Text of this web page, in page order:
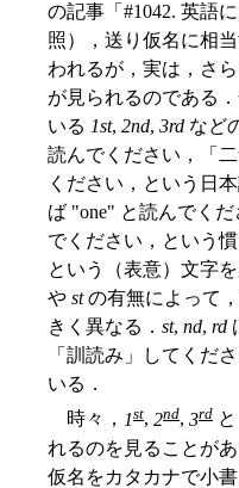
の記事「#1042. 英語
照），送り仮名に相
われるが，実は，さ
が見られるのである
いる 1st, 2nd, 3rd など
読んでください，「
ください，という日
ば "one" と読んでくだ
でください，という
という（表意）文字
や stの有無によって
きく異なる． st, nd, rd
「訓読み」してくだ
いる．
時々， 1st, 2nd, 3rd
れるのを見ることが
仮名をカタカナで小